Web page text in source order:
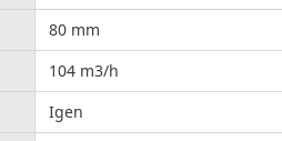
80 mm
104 m3/h
Igen